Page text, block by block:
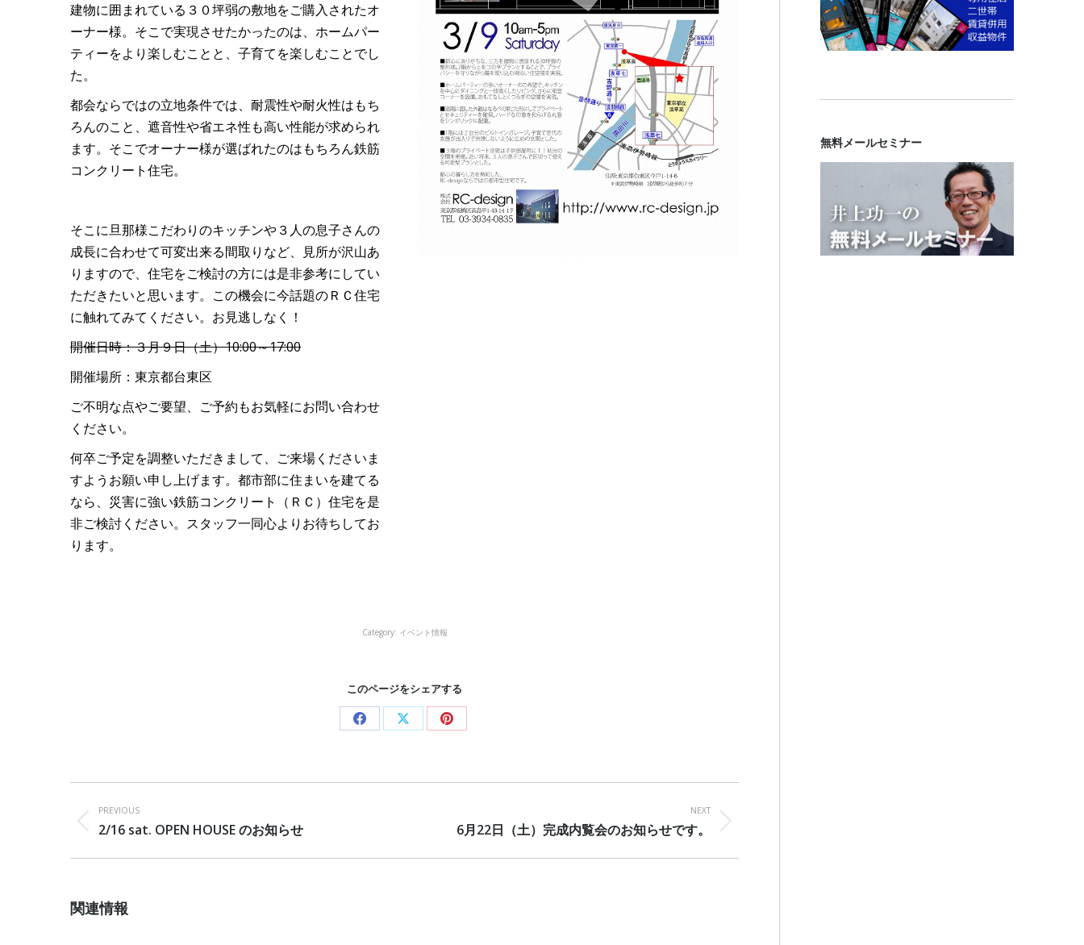
建物に囲まれている３０坪弱の敷地をご購入されたオ
ーナー様。そこで実現させたかったのは、ホームパー
ティーをより楽しむことと、子育てを楽しむことでし
た。
都会ならではの立地条件では、耐震性や耐火性はもち
ろんのこと、遮音性や省エネ性も高い性能が求められ
ます。そこでオーナー様が選ばれたのはもちろん鉄筋
コンクリート住宅。
そこに旦那様こだわりのキッチンや３人の息子さんの
成長に合わせて可変出来る間取りなど、見所が沢山あ
りますので、住宅をご検討の方には是非参考にしてい
ただきたいと思います。この機会に今話題のＲＣ住宅
に触れてみてください。お見逃しなく！
開催日時：３月９日（土）10:00～17:00
開催場所：東京都台東区
ご不明な点やご要望、ご予約もお気軽にお問い合わせ
ください。
何卒ご予定を調整いただきまして、ご来場くださいま
すようお願い申し上げます。都市部に住まいを建てる
なら、災害に強い鉄筋コンクリート（ＲＣ）住宅を是
非ご検討ください。スタッフ一同心よりお待ちしてお
ります。
Category: イベント情報
このページをシェアする
Share
Facebook
Share
X
Share
Pinterest
navigation
PREVIOUS
Previous
2/16 sat. OPEN HOUSE のお知らせ
NEXT
6月22日（土）完成内覧会のお知らせです。
関連情報
無料メールセミナー